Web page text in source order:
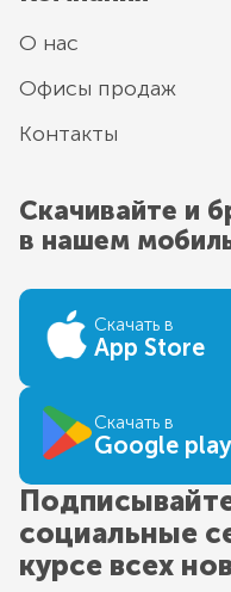
О нас
Офисы продаж
Контакты
Скачивайте и
в нашем
Скачать в
App Store
Скачать в
Google
социальные
курсе всех